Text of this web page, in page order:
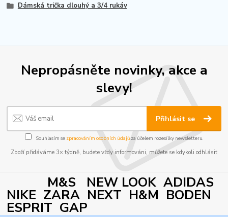
Dámská trička dlouhý a 3/4 rukáv
Nepropásněte novinky, akce a
slevy!
Přihlásit se
Souhlasím se zpracováním osobních údajůza účelem rozesílky newsletteru.
Zboží přidáváme 3× týdně, budete vždy informováni, můžete se kdykoli odhlásit
M&S NEW LOOK ADIDAS
NIKE ZARA NEXT H&M BODEN
ESPRIT GAP